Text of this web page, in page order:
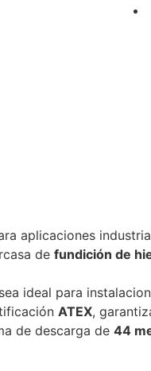
aplicaciones
de fundición de
ideal para
ATEX,
de descarga de 44